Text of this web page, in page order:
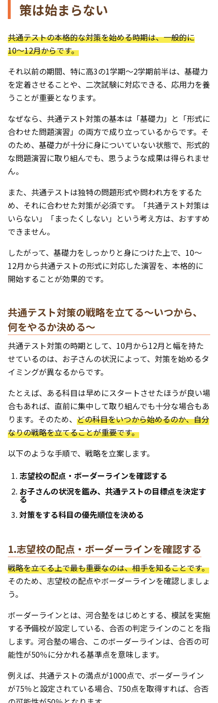
策は始まらない
共通テストの本格的な対策を始める時期は、一般的に
10〜12月からです。
それ以前の期間、特に高3の1学期～2学期前半は、基礎力
を定着させることや、二次試験に対応できる、応用力を養
うことが重要となります。
なぜなら、共通テスト対策の基本は「基礎力」と「形式に
合わせた問題演習」の両方で成り立っているからです。そ
のため、基礎力が十分に身についていない状態で、形式的
な問題演習に取り組んでも、思うような成果は得られませ
ん。
また、共通テストは独特の問題形式や問われ方をするた
め、それに合わせた対策が必須です。「共通テスト対策は
いらない」「まったくしない」という考え方は、おすすめ
できません。
したがって、基礎力をしっかりと身につけた上で、10〜
12月から共通テストの形式に対応した演習を、本格的に
開始することが効果的です。
共通テスト対策の戦略を立てる〜いつから、
何をやるか決める〜
共通テスト対策の時期として、10月から12月と幅を持た
せているのは、お子さんの状況によって、対策を始めるタ
イミングが異なるからです。
たとえば、ある科目は早めにスタートさせたほうが良い場
合もあれば、直前に集中して取り組んでも十分な場合もあ
ります。そのため、 どの科目をいつから始めるのか、自分
なりの戦略を立てることが重要です。
以下のような手順で、戦略を立案します。
志望校の配点・ボーダーラインを確認する
お子さんの状況を鑑み、共通テストの目標点を決定す
る
対策をする科目の優先順位を決める
1.志望校の配点・ボーダーラインを確認する
戦略を立てる上で最も重要なのは、相手を知ることです。
そのため、志望校の配点やボーダーラインを確認しましょ
う。
ボーダーラインとは、河合塾をはじめとする、模試を実施
する予備校が設定している、合否の判定ラインのことを指
します。河合塾の場合、このボーダーラインは、合否の可
能性が50％に分かれる基準点を意味します。
例えば、共通テストの満点が1000点で、ボーダーライン
が75％と設定されている場合、750点を取得すれば、合否